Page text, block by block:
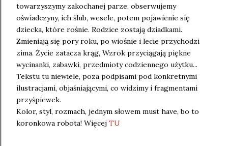
towarzyszymy zakochanej parze, obserwujemy
oświadczyny, ich ślub, wesele, potem pojawienie się
dziecka, które rośnie. Rodzice zostają dziadkami.
Zmieniają się pory roku, po wiośnie i lecie przychodzi
zima. Życie zatacza krąg, Wzrok przyciągają piękne
wycinanki, zabawki, przedmioty codziennego użytku...
Tekstu tu niewiele, poza podpisami pod konkretnymi
ilustracjami, objaśniającymi, co widzimy i fragmentami
przyśpiewek.
Kolor, styl, rozmach, jednym słowem must have, bo to
koronkowa robota! Więcej TU